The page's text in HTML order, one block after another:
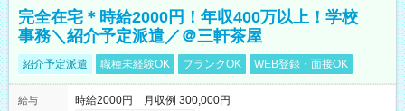
完全在宅＊時給2000円！年収400万以上！学校
事務＼紹介予定派遣／＠三軒茶屋
紹介予定派遣 職種未経験OK ブランクOK WEB登録・面接OK
給与
時給2000円 月収例 300,000円